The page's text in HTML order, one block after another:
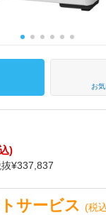
お
)
¥337,837
サービス(税